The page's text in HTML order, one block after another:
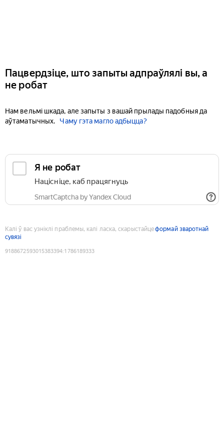
Пацвердзіце, што запыты адпраўлялі вы, а
не робат
Нам вельмі шкада, але запыты з вашай прылады падобныя да
аўтаматычных.
Чаму гэта магло адбыцца?
Я не робат
Націсніце, каб працягнуць
SmartCaptcha by Yandex Cloud
Калі ў вас узніклі праблемы, калі ласка, скарыстайцеформай зваротнай
сувязі
9188672593015383394:1786189333